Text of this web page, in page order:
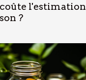
l'estimation
?